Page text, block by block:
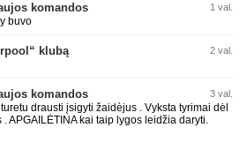
komandos 1 val.
buvo
klubą 2 val.
komandos 3 val.
drausti įsigyti žaidèjus . Vyksta tyrimai dėl
APGAILĖTINA kai taip lygos leidžia daryti.